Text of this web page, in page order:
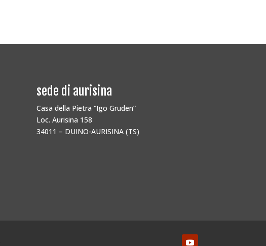
sede di aurisina
Casa della Pietra “Igo Gruden”
Loc. Aurisina 158
34011 – DUINO-AURISINA (TS)